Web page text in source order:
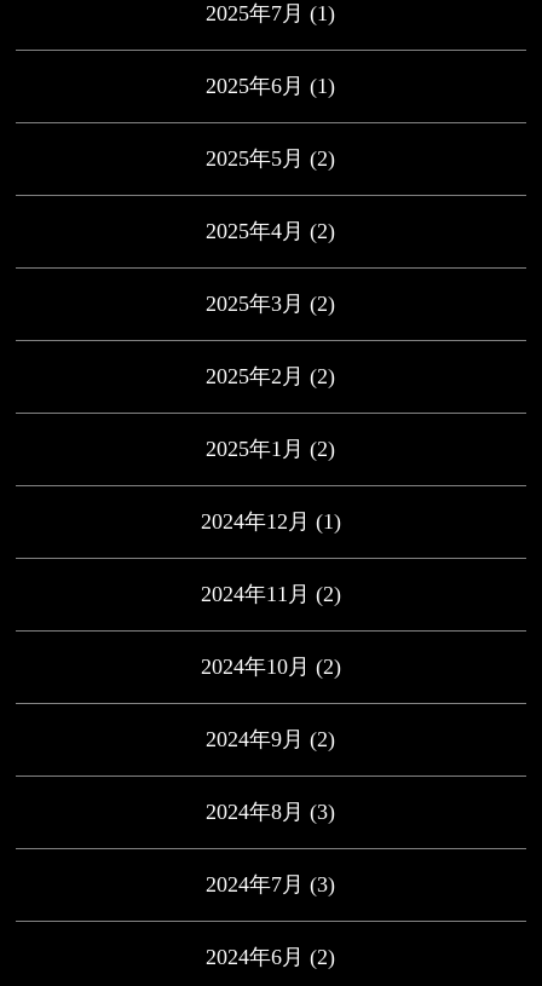
2025年7月 (1)
2025年6月 (1)
2025年5月 (2)
2025年4月 (2)
2025年3月 (2)
2025年2月 (2)
2025年1月 (2)
2024年12月 (1)
2024年11月 (2)
2024年10月 (2)
2024年9月 (2)
2024年8月 (3)
2024年7月 (3)
2024年6月 (2)